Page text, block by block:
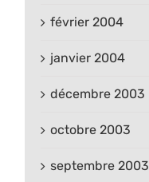
février 2004
janvier 2004
décembre 2003
octobre 2003
septembre 2003